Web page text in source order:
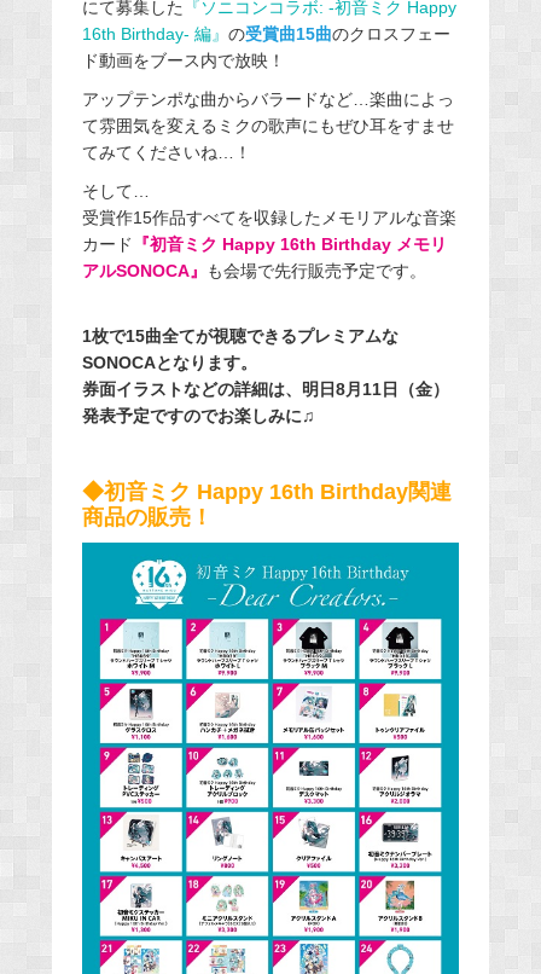
にて募集した 『ソニコンコラボ: -初音ミク Happy
16th Birthday- 編』 の受賞曲15曲のクロスフェー
ド動画をブース内で放映！
アップテンポな曲からバラードなど…楽曲によっ
て雰囲気を変えるミクの歌声にもぜひ耳をすませ
てみてくださいね…！
そして…
受賞作15作品すべてを収録したメモリアルな音楽
カード 『初音ミク Happy 16th Birthday メモリ
アルSONOCA』
も会場で先行販売予定です。
1枚で15曲全てが視聴できるプレミアムな
SONOCAとなります。
券面イラストなどの詳細は、明日8月11日（金）
発表予定ですのでお楽しみに♫
◆初音ミク Happy 16th Birthday関連
商品の販売！